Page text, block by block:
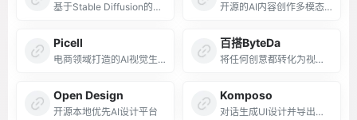
基于Stable Diffusion的AI标志生成工具 开源的AI内容创作多模态智能体
Picell
电商领域打造的AI视觉生成工具
百搭ByteDa
将任何创意都转化为视觉设计
Open Design
开源本地优先AI设计平台
Komposo
对话生成UI设计并导出代码的AI工具